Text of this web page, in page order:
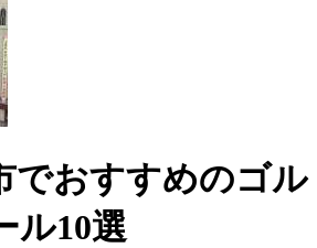
でおすすめのゴル
ル10選